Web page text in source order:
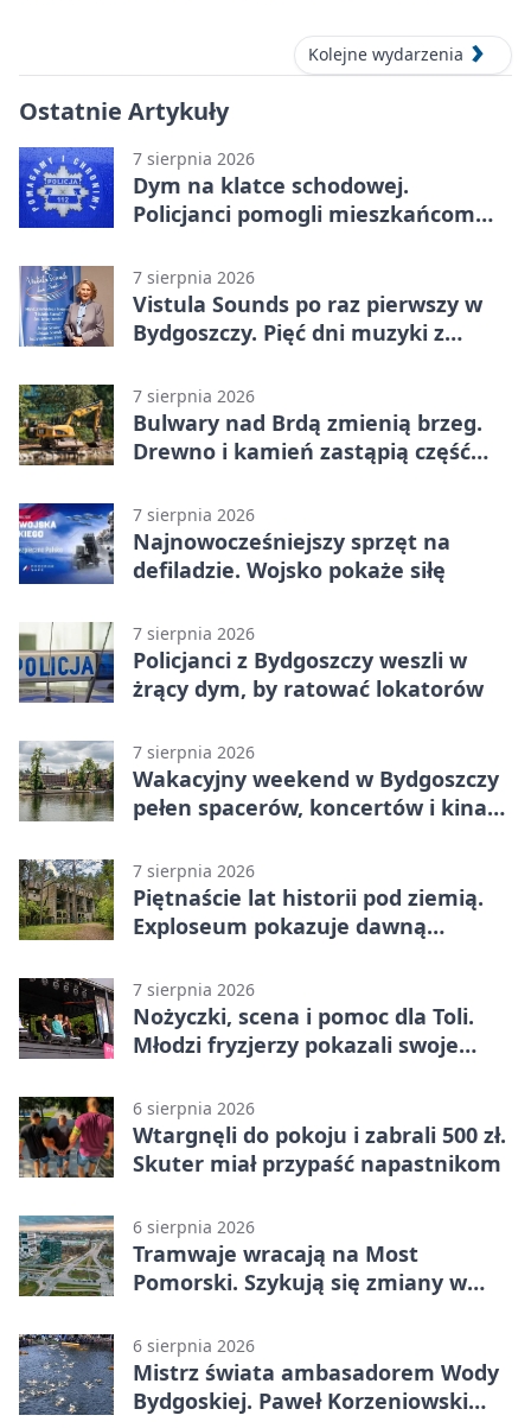
Kolejne wydarzenia
Ostatnie Artykuły
7 sierpnia 2026
Dym na klatce schodowej.
Policjanci pomogli mieszkańcom
7 sierpnia 2026
Vistula Sounds po raz pierwszy w
Bydgoszczy. Pięć dni muzyki z
7 sierpnia 2026
Bulwary nad Brdą zmienią brzeg.
Drewno i kamień zastąpią część
7 sierpnia 2026
Najnowocześniejszy sprzęt na
defiladzie. Wojsko pokaże siłę
7 sierpnia 2026
Policjanci z Bydgoszczy weszli w
żrący dym, by ratować lokatorów
7 sierpnia 2026
Wakacyjny weekend w Bydgoszczy
pełen spacerów, koncertów i kina
7 sierpnia 2026
Piętnaście lat historii pod ziemią.
Exploseum pokazuje dawną
7 sierpnia 2026
Nożyczki, scena i pomoc dla Toli.
Młodzi fryzjerzy pokazali swoje
6 sierpnia 2026
Wtargnęli do pokoju i zabrali 500 zł.
Skuter miał przypaść napastnikom
6 sierpnia 2026
Tramwaje wracają na Most
Pomorski. Szykują się zmiany w
6 sierpnia 2026
Mistrz świata ambasadorem Wody
Bydgoskiej. Paweł Korzeniowski